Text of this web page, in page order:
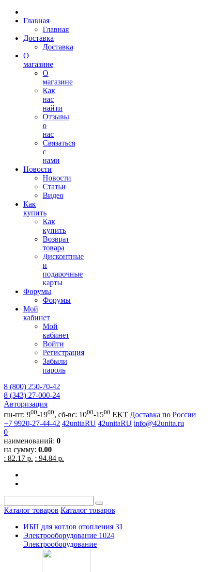
Главная
Главная
Доставка
Доставка
О
магазине
О
магазине
Как
нас
найти
Отзывы
о
нас
Связаться
с
нами
Новости
Новости
Статьи
Видео
Как
купить
Как
купить
Возврат
товара
Дисконтные
и
подарочные
карты
Форумы
Форумы
Мой
кабинет
Мой
кабинет
Войти
Регистрация
Забыли
пароль
8 (800) 250-70-42
8 (343) 27-000-24
Авторизация
пн-пт: 900-1900, сб-вс: 1000-1500 EKT Доставка по России
+7 9920-27-44-42 42unitaRU 42unitaRU info@42unita.ru
0
наименований: 0
на сумму: 0.00
: 82.17 р. : 94.84 р.
Каталог товаров Каталог товаров
ИБП для котлов отопления 31
Электрооборудование 1024
Электрооборудование